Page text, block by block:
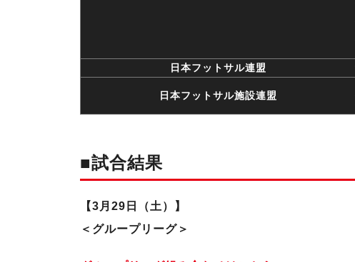
日本フットサル連盟
日本フットサル施設連盟
■試合結果
【3月29日（土）】
＜グループリーグ＞